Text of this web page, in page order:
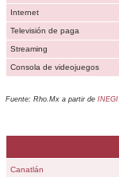
Internet
Televisión de paga
Streaming
Consola de videojuegos
Fuente: Rho.Mx a partir de INEGI
Canatlán